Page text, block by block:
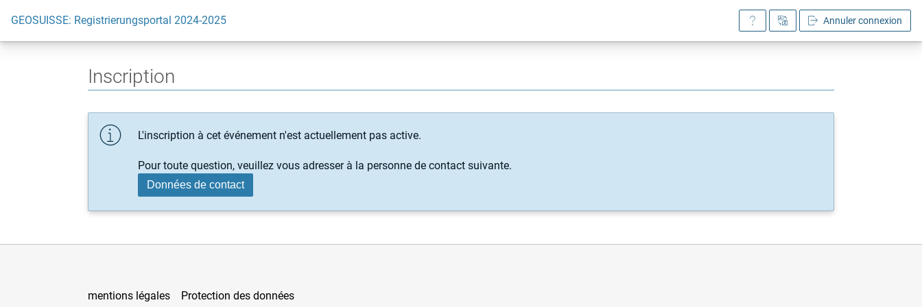
GEOSUISSE: Registrierungsportal 2024-2025 Annuler connexion
Inscription
L'inscription à cet événement n'est actuellement pas active.
Pour toute question, veuillez vous adresser à la personne de contact suivante.
Données de contact
mentions légales Protection des données